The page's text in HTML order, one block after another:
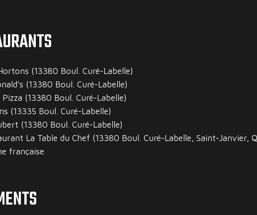
(13380 Boul. Curé-Labelle)
(13380 Boul. Curé-Labelle)
Pizza (13380 Boul. Curé-Labelle)
(13335 Boul. Curé-Labelle)
(13380 Boul. Curé-Labelle)
La Table du Chef (13380 Boul. Curé-Labelle, Saint-Janvier,
française